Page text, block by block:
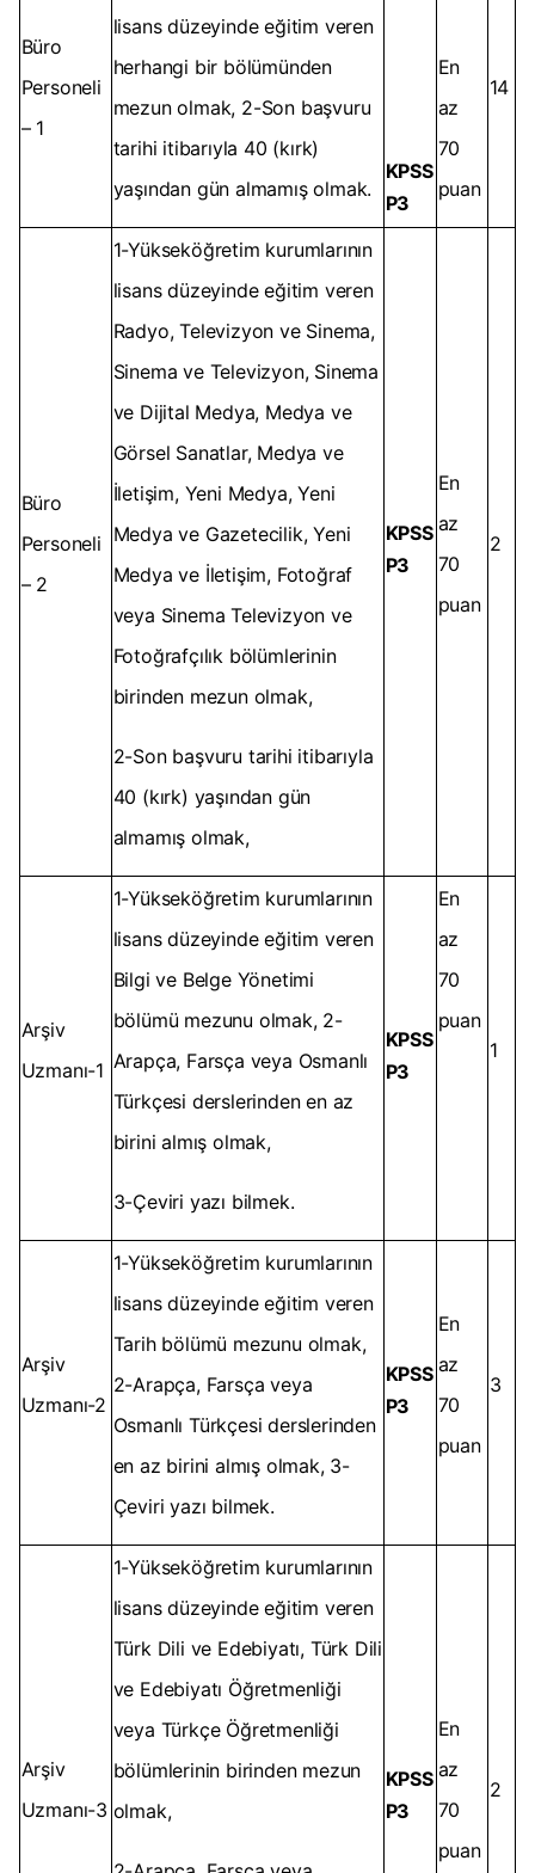
Büro
Personeli
– 1
lisans düzeyinde eğitim veren
herhangi bir bölümünden
mezun olmak, 2-Son başvuru
tarihi itibarıyla 40 (kırk)
yaşından gün almamış olmak.
KPSS
P3
En
az
70
puan
14
Büro
Personeli
– 2
1-Yükseköğretim kurumlarının
lisans düzeyinde eğitim veren
Radyo, Televizyon ve Sinema,
Sinema ve Televizyon, Sinema
ve Dijital Medya, Medya ve
Görsel Sanatlar, Medya ve
İletişim, Yeni Medya, Yeni
Medya ve Gazetecilik, Yeni
Medya ve İletişim, Fotoğraf
veya Sinema Televizyon ve
Fotoğrafçılık bölümlerinin
birinden mezun olmak,
2-Son başvuru tarihi itibarıyla
40 (kırk) yaşından gün
almamış olmak,
KPSS
P3
En
az
70
puan
2
Arşiv
Uzmanı-1
1-Yükseköğretim kurumlarının
lisans düzeyinde eğitim veren
Bilgi ve Belge Yönetimi
bölümü mezunu olmak, 2-
Arapça, Farsça veya Osmanlı
Türkçesi derslerinden en az
birini almış olmak,
3-Çeviri yazı bilmek.
KPSS
P3
En
az
70
puan
1
Arşiv
Uzmanı-2
1-Yükseköğretim kurumlarının
lisans düzeyinde eğitim veren
Tarih bölümü mezunu olmak,
2-Arapça, Farsça veya
Osmanlı Türkçesi derslerinden
en az birini almış olmak, 3-
Çeviri yazı bilmek.
KPSS
P3
En
az
70
puan
3
Arşiv
Uzmanı-3
1-Yükseköğretim kurumlarının
lisans düzeyinde eğitim veren
Türk Dili ve Edebiyatı, Türk Dili
ve Edebiyatı Öğretmenliği
veya Türkçe Öğretmenliği
bölümlerinin birinden mezun
olmak,
KPSS
P3
En
az
70
puan
2